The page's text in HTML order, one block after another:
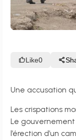
Like0
Une accusation
Les crispations
Le
l’érection d’un